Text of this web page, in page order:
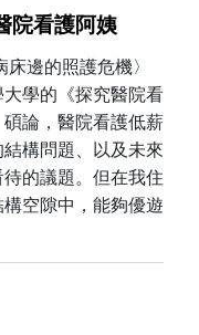
院看護阿姨
邊的照護危機〉
學的《探究醫院看
論，醫院看護低薪
構問題、以及未來
的議題。但在我住
空隙中，能夠優遊